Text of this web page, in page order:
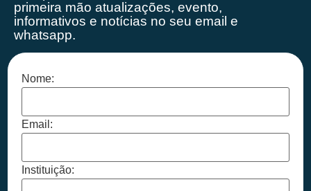
primeira mão atualizações, evento,
informativos e notícias no seu email e
whatsapp.
Nome:
Email:
Instituição: